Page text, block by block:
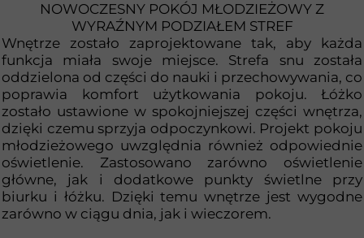
NOWOCZESNY POKÓJ MŁODZIEŻOWY Z
WYRAŹNYM PODZIAŁEM STREF
Wnętrze zostało zaprojektowane tak, aby każda
funkcja miała swoje miejsce. Strefa snu została
oddzielona od części do nauki i przechowywania, co
poprawia komfort użytkowania pokoju. Łóżko
zostało ustawione w spokojniejszej części wnętrza,
dzięki czemu sprzyja odpoczynkowi. Projekt pokoju
młodzieżowego uwzględnia również odpowiednie
oświetlenie. Zastosowano zarówno oświetlenie
główne, jak i dodatkowe punkty świetlne przy
biurku i łóżku. Dzięki temu wnętrze jest wygodne
zarówno w ciągu dnia, jak i wieczorem.